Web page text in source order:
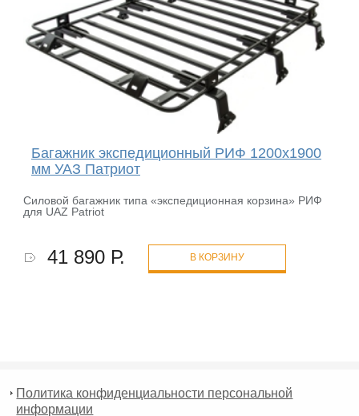
Багажник экспедиционный РИФ 1200x1900
мм УАЗ Патриот
Силовой багажник типа «экспедиционная корзина» РИФ
для UAZ Patriot
41 890 Р. В КОРЗИНУ
Политика конфиденциальности персональной
информации